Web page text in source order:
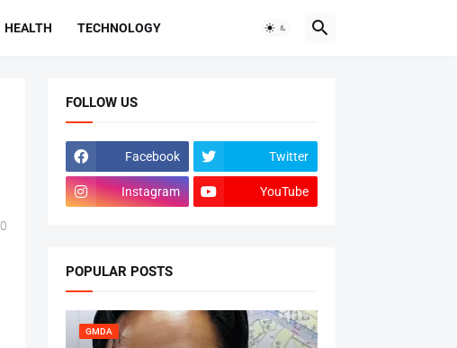
HEALTH TECHNOLOGY
0
FOLLOW US
Facebook Twitter
Instagram YouTube
POPULAR POSTS
GMDA